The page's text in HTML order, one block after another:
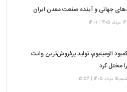
جهانی و آینده صنعت معدن ایران
آلومینیوم، تولید پرفروش‌ترین وانت
مختل کرد
| 15:56